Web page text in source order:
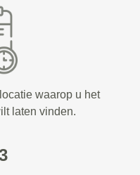
waarop u het
laten vinden.